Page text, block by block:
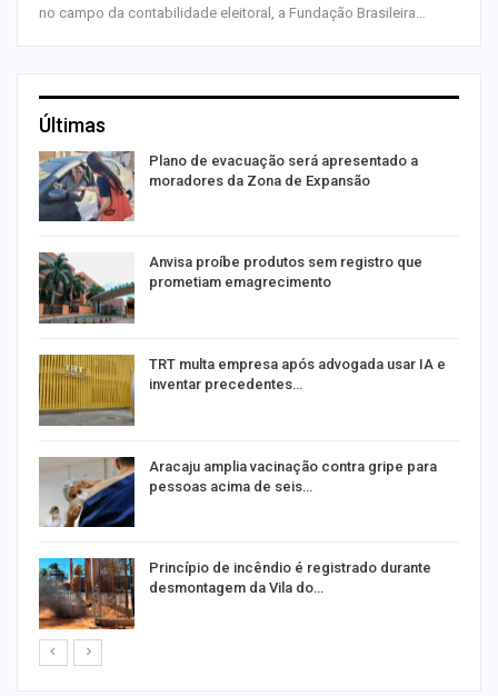
no campo da contabilidade eleitoral, a Fundação Brasileira…
Últimas
Plano de evacuação será apresentado a
moradores da Zona de Expansão
Anvisa proíbe produtos sem registro que
prometiam emagrecimento
TRT multa empresa após advogada usar IA e
inventar precedentes…
Aracaju amplia vacinação contra gripe para
pessoas acima de seis…
Princípio de incêndio é registrado durante
desmontagem da Vila do…